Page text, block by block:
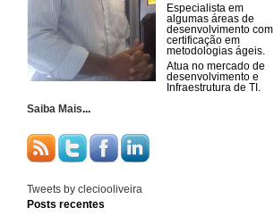
Especialista em
algumas áreas de
desenvolvimento com
certificação em
metodologias ágeis.
Atua no mercado de
desenvolvimento e
Infraestrutura de TI.
Saiba Mais...
Tweets by cleciooliveira
Posts recentes